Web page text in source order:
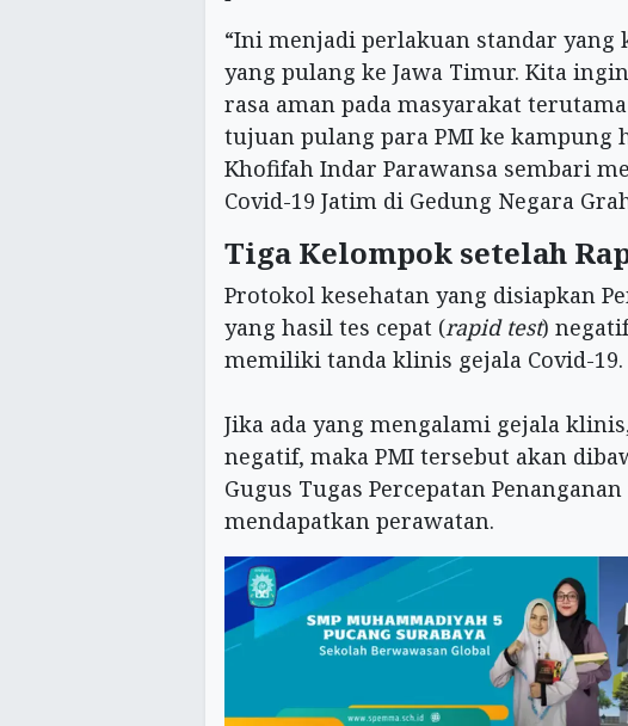
“Ini menjadi perlakuan standar yang
yang pulang ke Jawa Timur. Kita
rasa aman pada masyarakat
tujuan pulang para PMI ke kampung
Khofifah Indar Parawansa sembari
Covid-19 Jatim di Gedung Negara
Tiga Kelompok setelah
Protokol kesehatan yang disiapkan
yang hasil tes cepat (rapid test)
memiliki tanda klinis gejala Covid-19.
Jika ada yang mengalami gejala
negatif, maka PMI tersebut akan
Gugus Tugas Percepatan
mendapatkan perawatan.